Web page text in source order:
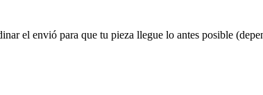
el envió para que tu pieza llegue lo antes posible